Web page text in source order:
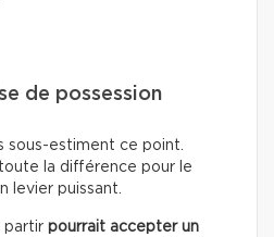
de possession
sous-estiment ce point.
la différence pour le
levier puissant.
partir pourrait accepter un